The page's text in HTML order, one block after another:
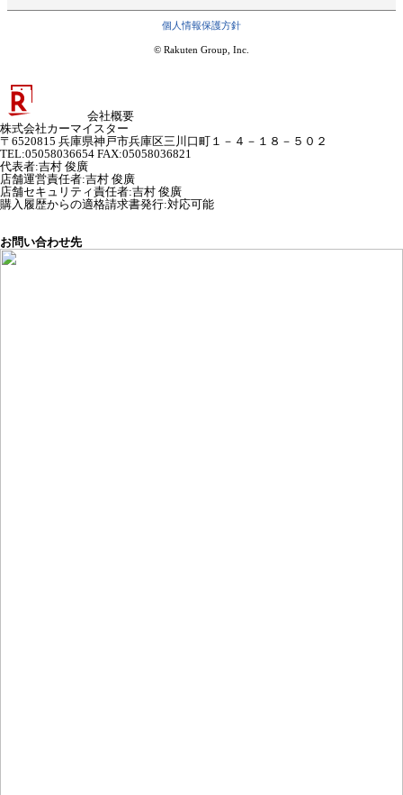
個人情報保護方針
© Rakuten Group, Inc.
会社概要
株式会社カーマイスター
〒6520815 兵庫県神戸市兵庫区三川口町１－４－１８－５０２
TEL:05058036654 FAX:05058036821
代表者:吉村 俊廣
店舗運営責任者:吉村 俊廣
店舗セキュリティ責任者:吉村 俊廣
購入履歴からの適格請求書発行:対応可能
お問い合わせ先